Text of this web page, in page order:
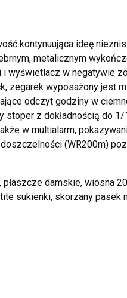
kontynuująca ideę
metalicznym
wyświetlacz w negatywie
zegarek wyposażony jest
odczyt godziny w
z dokładnością do
w multialarm,
(WR200m)
damskie, wiosna
sukienki, skorzany